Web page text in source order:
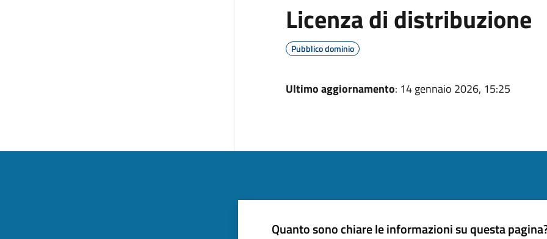
Licenza di distribuzione
Pubblico dominio
Ultimo aggiornamento: 14 gennaio 2026, 15:25
Quanto sono chiare le informazioni su questa